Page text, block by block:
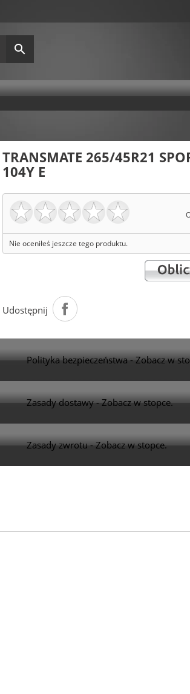

TRANSMATE 265/45R21
104Y E
Nie oceniłeś jeszcze tego produktu.
Udostępnij
Polityka bezpieczeństwa - Zobacz w
Zasady dostawy - Zobacz w stopce.
Zasady zwrotu - Zobacz w stopce.